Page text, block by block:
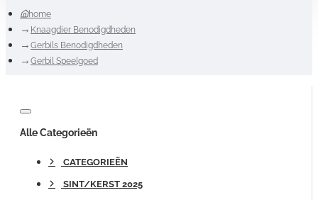
home
Knaagdier Benodigdheden
Gerbils Benodigdheden
Gerbil Speelgoed
Alle Categorieën
CATEGORIEËN
SINT/KERST 2025